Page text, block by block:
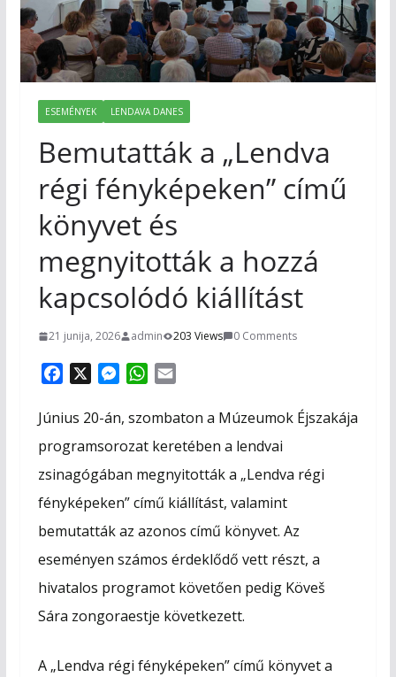
ESEMÉNYEK LENDAVA DANES
Bemutatták a „Lendva
régi fényképeken” című
könyvet és
megnyitották a hozzá
kapcsolódó kiállítást
21 junija, 2026 admin 203 Views 0 Comments
c
b
o
o
M
s
n
g
W
a
A
p
a
Június 20-án, szombaton a Múzeumok Éjszakája
programsorozat keretében a lendvai
zsinagógában megnyitották a „Lendva régi
fényképeken” című kiállítást, valamint
bemutatták az azonos című könyvet. Az
eseményen számos érdeklődő vett részt, a
hivatalos programot követően pedig Köveš
Sára zongoraestje következett.
A „Lendva régi fényképeken” című könyvet a